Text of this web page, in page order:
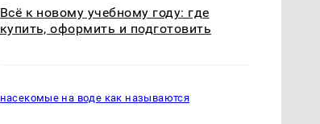
Всё к новому учебному году: где
купить, оформить и подготовить
насекомые на воде как называются